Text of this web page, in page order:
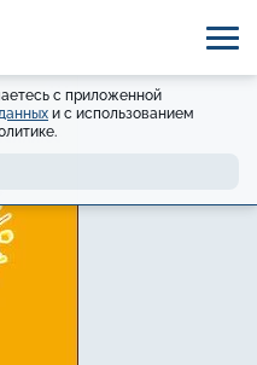
с приложенной
и с использованием